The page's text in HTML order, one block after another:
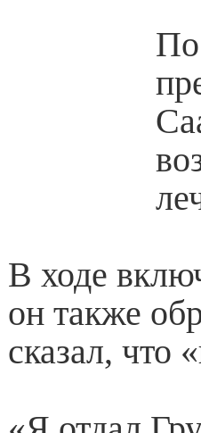
По
В ходе
он также
сказал, что